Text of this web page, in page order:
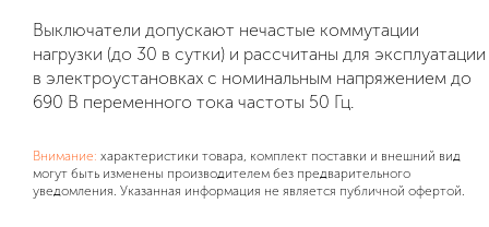
Выключатели допускают нечастые коммутации
нагрузки (до 30 в сутки) и рассчитаны для эксплуатации
в электроустановках с номинальным напряжением до
690 В переменного тока частоты 50 Гц.
Внимание: характеристики товара, комплект поставки и внешний вид
могут быть изменены производителем без предварительного
уведомления. Указанная информация не является публичной офертой.